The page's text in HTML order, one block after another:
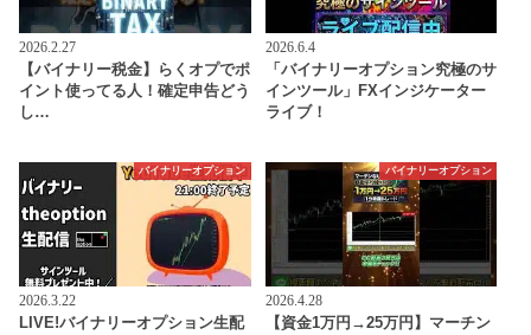
2026.2.27
【バイナリー税金】らくオプでポ
イント使ってる人！確定申告どう
し…
2026.6.4
「バイナリーオプション究極のサ
インツール」FXインジケーター
ライブ！
バイナリーオプション
2026.3.22
LIVE!バイナリーオプション生配
バイナリーオプション
2026.4.28
【資金1万円→25万円】マーチン